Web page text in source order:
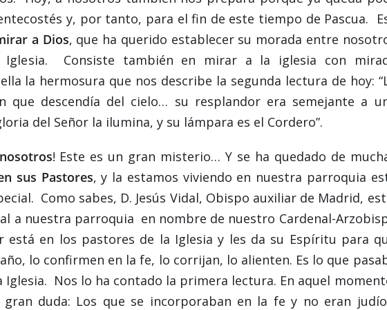
y, por tanto, para el fin de este tiempo de Pascua.
a Dios, que ha querido establecer su morada entre
Consiste también en mirar a la iglesia con
la hermosura que nos describe la segunda lectura de hoy:
que descendía del cielo… su resplandor era semejante a
del Señor la ilumina, y su lámpara es el Cordero”.
! Este es un gran misterio… Y se ha quedado de
sus Pastores, y la estamos viviendo en nuestra parroquia
Como sabes, D. Jesús Vidal, Obispo auxiliar de Madrid,
a nuestra parroquia en nombre de nuestro Cardenal-
está en los pastores de la Iglesia y les da su Espíritu para
lo confirmen en la fe, lo corrijan, lo alienten. Es lo que
Iglesia. Nos lo ha contado la primera lectura. En aquel
duda: Los que se incorporaban en la fe y no eran